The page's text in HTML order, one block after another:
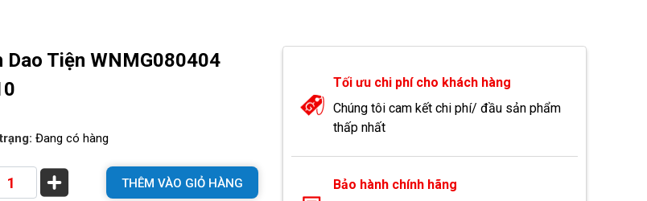
Dao Tiện WNMG080404
Đang có hàng
THÊM VÀO GIỎ HÀNG
Tối ưu chi phí cho khách hàng
Chúng tôi cam kết chi phí/ đầu sản phẩm
thấp nhất
Bảo hành chính hãng